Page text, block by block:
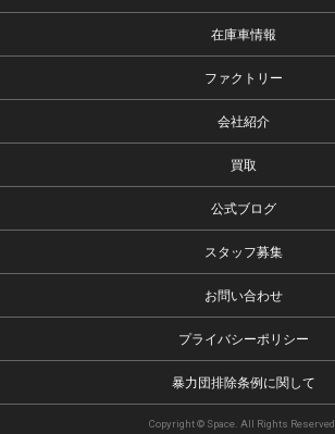
在庫車情報
ファクトリー
会社紹介
買取
公式ブログ
スタッフ募集
お問い合わせ
プライバシーポリシー
暴力団排除条例に関して
Copyright © Space. All Rights Reserved.